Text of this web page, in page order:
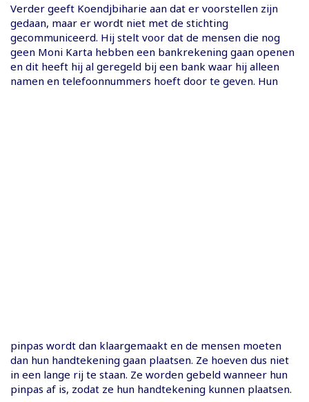
Verder geeft Koendjbiharie aan dat er voorstellen zijn
gedaan, maar er wordt niet met de stichting
gecommuniceerd. Hij stelt voor dat de mensen die nog
geen Moni Karta hebben een bankrekening gaan openen
en dit heeft hij al geregeld bij een bank waar hij alleen
namen en telefoonnummers hoeft door te geven. Hun
pinpas wordt dan klaargemaakt en de mensen moeten
dan hun handtekening gaan plaatsen. Ze hoeven dus niet
in een lange rij te staan. Ze worden gebeld wanneer hun
pinpas af is, zodat ze hun handtekening kunnen plaatsen.